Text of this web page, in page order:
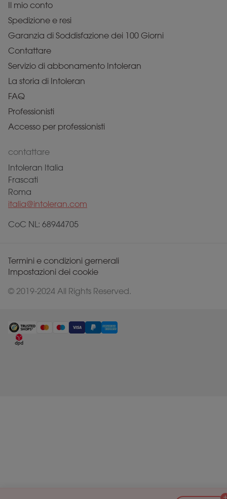
Il mio conto
Spedizione e resi
Garanzia di Soddisfazione dei 100 Giorni
Contattare
Servizio di abbonamento Intoleran
La storia di Intoleran
FAQ
Professionisti
Accesso per professionisti
contattare
Intoleran Italia
Frascati
Roma
italia@intoleran.com
CoC NL: 68944705
© 2019-2024 All Rights Reserved.
Termini e condizioni gernerali
Impostazioni dei cookie